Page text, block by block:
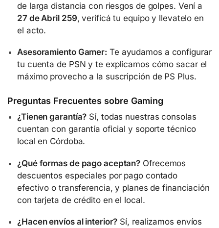
de larga distancia con riesgos de golpes. Vení a
27 de Abril 259, verificá tu equipo y llevatelo en
el acto.
Asesoramiento Gamer: Te ayudamos a configurar
tu cuenta de PSN y te explicamos cómo sacar el
máximo provecho a la suscripción de PS Plus.
Preguntas Frecuentes sobre Gaming
¿Tienen garantía? Sí, todas nuestras consolas
cuentan con garantía oficial y soporte técnico
local en Córdoba.
¿Qué formas de pago aceptan? Ofrecemos
descuentos especiales por pago contado
efectivo o transferencia, y planes de financiación
con tarjeta de crédito en el local.
¿Hacen envíos al interior? Sí, realizamos envíos